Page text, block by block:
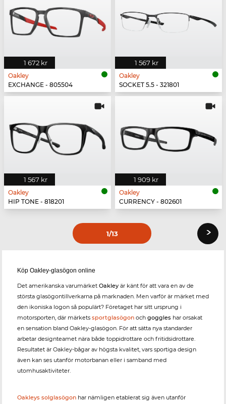
1 672 kr
Oakley
EXCHANGE - 805504
1 567 kr
Oakley
SOCKET 5.5 - 321801
1 567 kr
Oakley
HIP TONE - 818201
1 909 kr
Oakley
CURRENCY - 802601
1/13 ›
Köp Oakley-glasögon online
Det amerikanska varumärket Oakley är känt för att vara en av de
största glasögontillverkarna på marknaden. Men varför är märket med
den ikoniska logon så populärt? Företaget har sitt ursprung i
motorsporten, där märkets sportglasögon och goggles har orsakat
en sensation bland Oakley-glasögon. För att sätta nya standarder
arbetar designteamet nära både toppidrottare och fritidsidrottare.
Resultatet är Oakley-bågar av högsta kvalitet, vars sportiga design
även kan ses utanför motorbanan eller i samband med
utomhusaktiviteter.
Oakleys solglasögon har nämligen etablerat sig även utanför